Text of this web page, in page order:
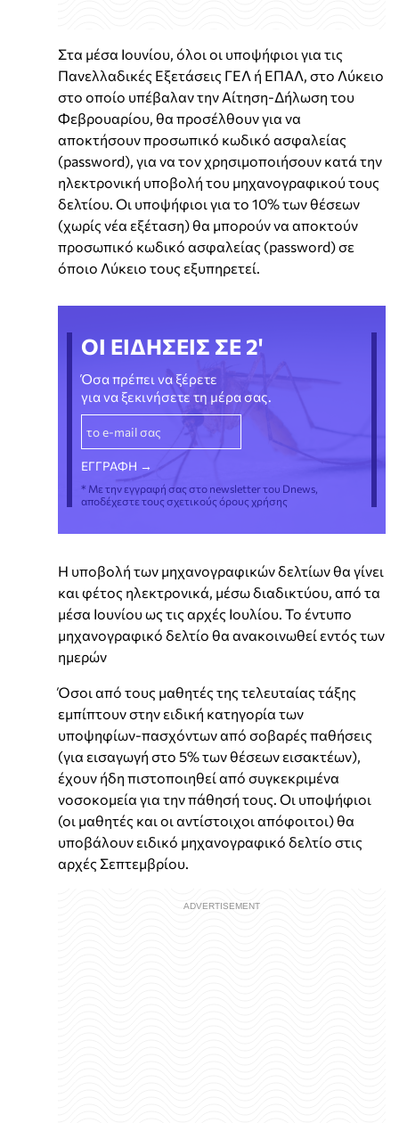
Στα μέσα Ιουνίου, όλοι οι υποψήφιοι για τις
Πανελλαδικές Εξετάσεις ΓΕΛ ή ΕΠΑΛ, στο Λύκειο
στο οποίο υπέβαλαν την Αίτηση-Δήλωση του
Φεβρουαρίου, θα προσέλθουν για να
αποκτήσουν προσωπικό κωδικό ασφαλείας
(password), για να τον χρησιμοποιήσουν κατά την
ηλεκτρονική υποβολή του μηχανογραφικού τους
δελτίου. Οι υποψήφιοι για το 10% των θέσεων
(χωρίς νέα εξέταση) θα μπορούν να αποκτούν
προσωπικό κωδικό ασφαλείας (password) σε
όποιο Λύκειο τους εξυπηρετεί.
ΟΙ ΕΙΔΗΣΕΙΣ ΣΕ 2'
Όσα πρέπει να ξέρετε
για να ξεκινήσετε τη μέρα σας.
* Με την εγγραφή σας στο newsletter του Dnews,
αποδέχεστε τους σχετικούς όρους χρήσης
Η υποβολή των μηχανογραφικών δελτίων θα γίνει
και φέτος ηλεκτρονικά, μέσω διαδικτύου, από τα
μέσα Ιουνίου ως τις αρχές Ιουλίου. Το έντυπο
μηχανογραφικό δελτίο θα ανακοινωθεί εντός των
ημερών
Όσοι από τους μαθητές της τελευταίας τάξης
εμπίπτουν στην ειδική κατηγορία των
υποψηφίων-πασχόντων από σοβαρές παθήσεις
(για εισαγωγή στο 5% των θέσεων εισακτέων),
έχουν ήδη πιστοποιηθεί από συγκεκριμένα
νοσοκομεία για την πάθησή τους. Οι υποψήφιοι
(οι μαθητές και οι αντίστοιχοι απόφοιτοι) θα
υποβάλουν ειδικό μηχανογραφικό δελτίο στις
αρχές Σεπτεμβρίου.